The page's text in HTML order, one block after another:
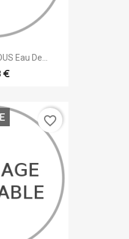
Eau De...
€
favorite_border